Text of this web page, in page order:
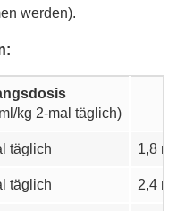
werden).
kg 2-mal täglich)
täglich 1,8 ml
täglich 2,4 ml